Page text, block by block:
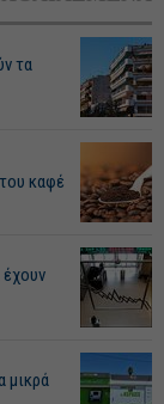
τα
καφέ
μικρά